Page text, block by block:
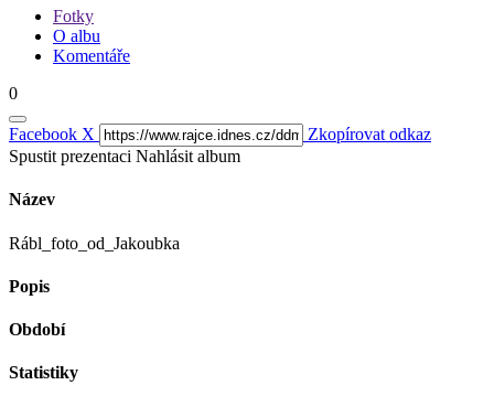
Fotky
O albu
Komentáře
0
Facebook X
Zkopírovat odkaz
Spustit prezentaci Nahlásit album
Název
Rábl_foto_od_Jakoubka
Popis
Období
Statistiky